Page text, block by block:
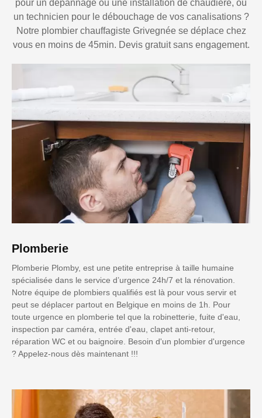
pour un dépannage ou une installation de chaudière, ou
un technicien pour le débouchage de vos canalisations ?
Notre plombier chauffagiste Grivegnée se déplace chez
vous en moins de 45min. Devis gratuit sans engagement.
Plomberie
Plomberie Plomby, est une petite entreprise à taille humaine
spécialisée dans le service d’urgence 24h/7 et la rénovation.
Notre équipe de plombiers qualifiés est là pour vous servir et
peut se déplacer partout en Belgique en moins de 1h. Pour
toute urgence en plomberie tel que la robinetterie, fuite d'eau,
inspection par caméra, entrée d'eau, clapet anti-retour,
réparation WC et ou baignoire. Besoin d'un plombier d'urgence
? Appelez-nous dès maintenant !!!